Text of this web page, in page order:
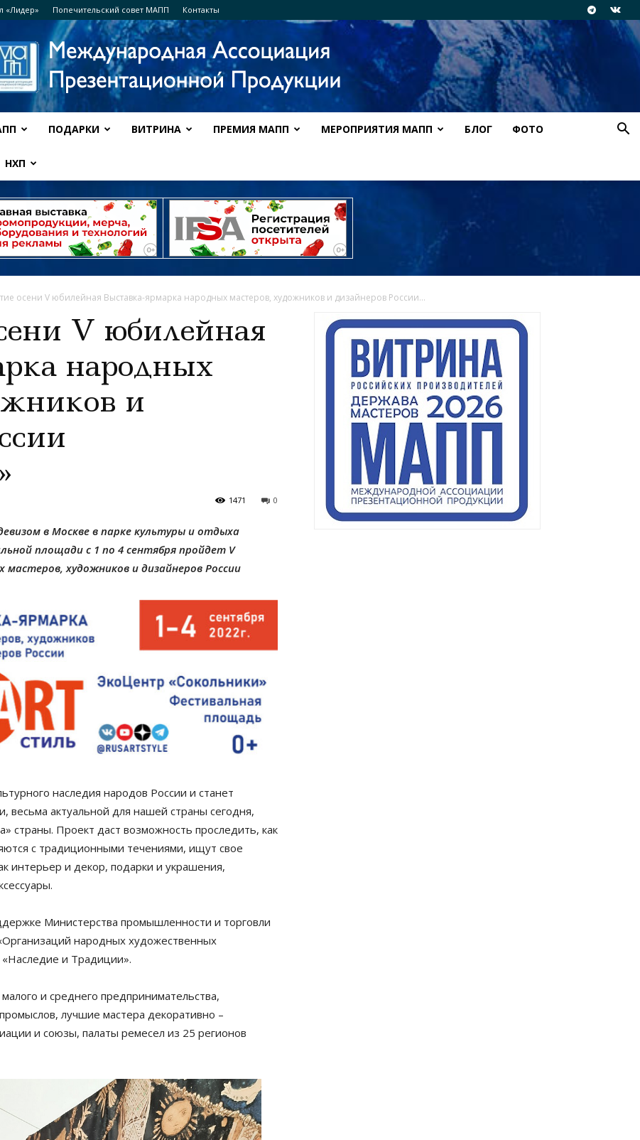
«Лидер» Попечительский совет МАПП Контакты
ПОДАРКИ ВИТРИНА ПРЕМИЯ МАПП МЕРОПРИЯТИЯ МАПП БЛОГ ФОТО
НХП
осени V юбилейная Выставка-ярмарка народных мастеров, художников и дизайнеров России...
V юбилейная
народных
и
0
1471
в Москве в парке культуры и отдыха
площади с 1 по 4 сентября пройдет V
художников и дизайнеров России
наследия народов России и станет
актуальной для нашей страны сегодня,
страны. Проект даст возможность проследить, как
с традиционными течениями, ищут свое
интерьер и декор, подарки и украшения,
Министерства промышленности и торговли
народных художественных
и Традиции».
и среднего предпринимательства,
лучшие мастера декоративно –
и союзы, палаты ремесел из 25 регионов